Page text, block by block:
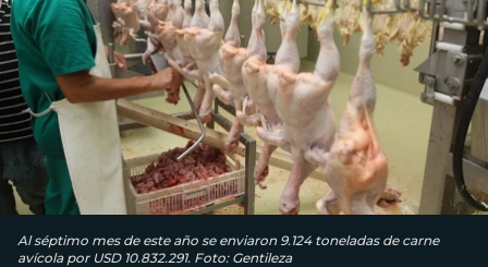
Al séptimo mes de este año se enviaron 9.124 toneladas de carne
avícola por USD 10.832.291. Foto: Gentileza